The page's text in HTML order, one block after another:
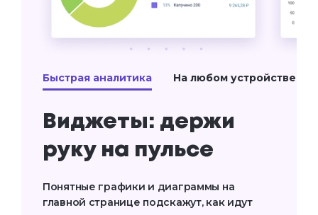
Быстрая аналитика На любом устройстве
Виджеты: держи
руку на пульсе
Понятные графики и диаграммы на
главной странице подскажут, как идут